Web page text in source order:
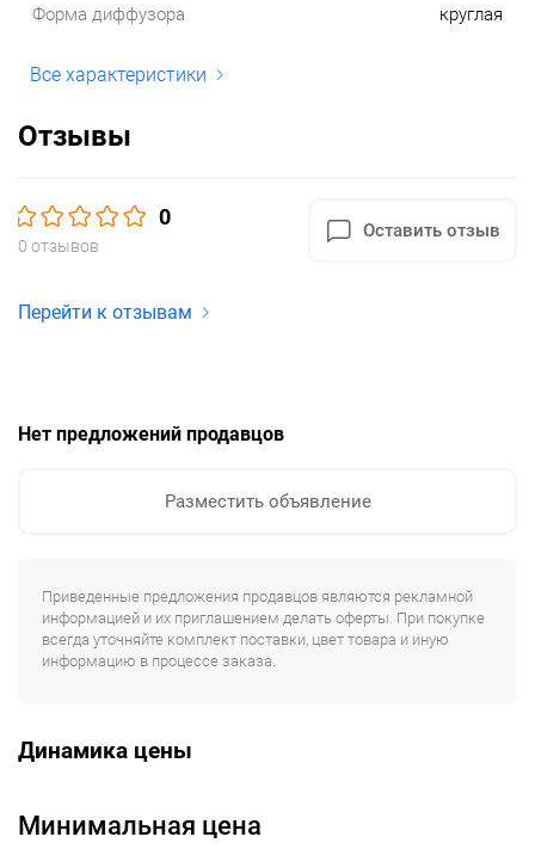
Форма диффузора круглая
Все характеристики
Отзывы
0
0 отзывов
Оставить отзыв
Перейти к отзывам
Нет предложений продавцов
Разместить объявление
Приведенные предложения продавцов являются рекламной
информацией и их приглашением делать оферты. При покупке
всегда уточняйте комплект поставки, цвет товара и иную
информацию в процессе заказа.
Динамика цены
Минимальная цена